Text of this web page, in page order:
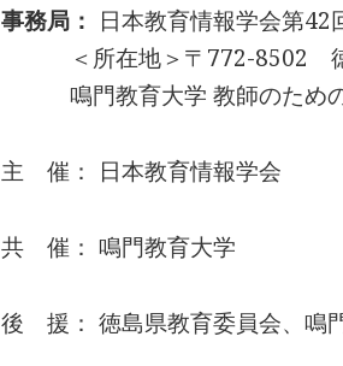
事務局： 日本教育情報学会第42
＜所在地＞〒772-8502 徳
鳴門教育大学 教師のための
主 催： 日本教育情報学会
共 催： 鳴門教育大学
後 援： 徳島県教育委員会、鳴